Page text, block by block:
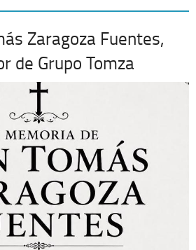
Zaragoza Fuentes,
de Grupo Tomza